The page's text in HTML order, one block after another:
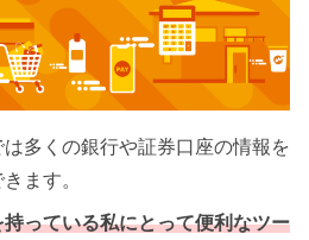
とめ
は便利やわ！
は多くの銀行や証券口座の情報を
ます。
っている私にとって便利なツー